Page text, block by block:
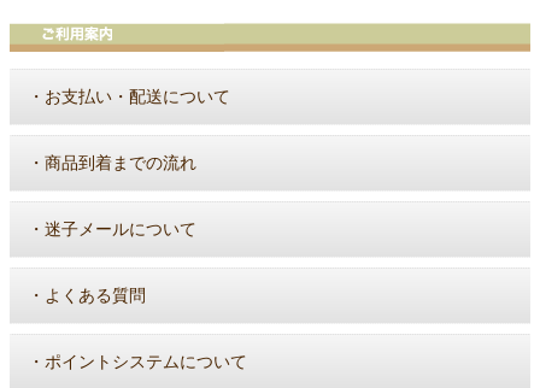
・ お支払い・配送について
・ 商品到着までの流れ
・ 迷子メールについて
・ よくある質問
・ ポイントシステムについて